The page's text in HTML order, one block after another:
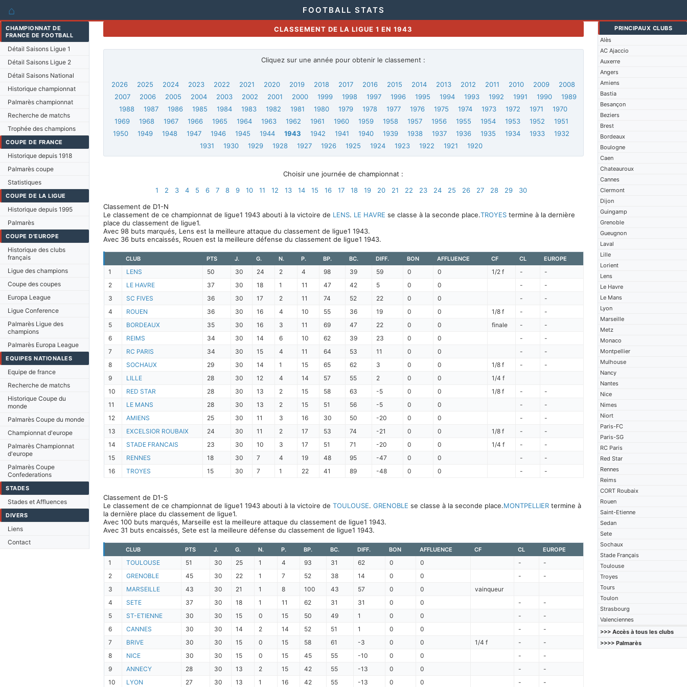
⌂ FOOTBALL STATS
CHAMPIONNAT DE
FRANCE DE FOOTBALL
Détail Saisons Ligue 1
Détail Saisons Ligue 2
Détail Saisons National
Historique championnat
Palmarès championnat
Recherche de matchs
Trophée des champions
COUPE DE FRANCE
Historique depuis 1918
Palmarès coupe
Statistiques
COUPE DE LA LIGUE
Historique depuis 1995
Palmarès
COUPE D'EUROPE
Historique des clubs
français
Ligue des champions
Coupe des coupes
Europa League
Ligue Conference
Palmarès Ligue des
champions
Palmarès Europa League
EQUIPES NATIONALES
Equipe de france
Recherche de matchs
Historique Coupe du
monde
Palmarès Coupe du monde
Championnat d'europe
Palmarès Championnat
d'europe
Palmarès Coupe
Confederations
STADES
Stades et Affluences
DIVERS
Liens
Contact
PRINCIPAUX CLUBS
Alès
AC Ajaccio
Auxerre
Angers
Amiens
Bastia
Besançon
Beziers
Brest
Bordeaux
Boulogne
Caen
Chateauroux
Cannes
Clermont
Dijon
Guingamp
Grenoble
Gueugnon
Laval
Lille
Lorient
Lens
Le Havre
Le Mans
Lyon
Marseille
Metz
Monaco
Montpellier
Mulhouse
Nancy
Nantes
Nice
Nimes
Niort
Paris-FC
Paris-SG
RC Paris
Red Star
Rennes
Reims
CORT Roubaix
Rouen
Saint-Etienne
Sedan
Sete
Sochaux
Stade Français
Toulouse
Troyes
Tours
Toulon
Strasbourg
Valenciennes
>>> Accès à tous les clubs
>>>> Palmarès
CLASSEMENT DE LA LIGUE 1 EN 1943
Cliquez sur une année pour obtenir le classement :
2026 2025 2024 2023 2022 2021 2020 2019 2018 2017 2016 2015 2014 2013 2012 2011 2010 2009
2008
2007
2006 2005 2004 2003 2002 2001 2000 1999 1998 1997 1996 1995 1994 1993 1992 1991 1990
1989
1988
1987 1986 1985 1984 1983 1982 1981 1980 1979 1978 1977 1976 1975 1974 1973 1972 1971
1970
1969
1968 1967 1966 1965 1964 1963 1962 1961 1960 1959 1958 1957 1956 1955 1954 1953 1952
1951
1950
1949 1948 1947 1946 1945 1944 1943 1942 1941 1940 1939 1938 1937 1936 1935 1934 1933
1932
1931
1930 1929 1928 1927 1926 1925 1924 1923 1922 1921 1920
Choisir une journée de championnat :
1
2 3 4 5 6 7 8 9 10 11 12 13 14 15 16 17 18 19 20 21 22 23 24 25 26 27 28 29
30
Classement de D1-N
Le classement de ce championnat de ligue1 1943 abouti à la victoire de LENS. LE HAVRE se classe à la seconde place.TROYEStermine à la dernière
place du classement de ligue1.
Avec 98 buts marqués, Lens est la meilleure attaque du classement de ligue1 1943.
Avec 36 buts encaissés, Rouen est la meilleure défense du classement de ligue1 1943.
CLUB PTS J. G. N. P. BP. BC. DIFF. BON AFFLUENCE CF CL EUROPE
1 LENS 50 30 24 2 4 98 39 59 0 0 1/2 f -
-
2
LE HAVRE 37 30 18 1 11 47 42 5 0 0 -
-
3
SC FIVES 36 30 17 2 11 74 52 22 0 0 -
-
4
ROUEN 36 30 16 4 10 55 36 19 0 0 1/8 f -
-
5
BORDEAUX 35 30 16 3 11 69 47 22 0 0 finale -
-
6
REIMS 34 30 14 6 10 62 39 23 0 0 -
-
7
RC PARIS 34 30 15 4 11 64 53 11 0 0 -
-
8
SOCHAUX 29 30 14 1 15 65 62 3 0 0 1/8 f -
-
9
LILLE 28 30 12 4 14 57 55 2 0 0
1/4 f
10
RED STAR 28 30 13 2 15 58 63 -5 0 0 1/8 f -
-
11
LE MANS 28 30 13 2 15 51 56 -5 0 0 -
-
12
AMIENS 25 30 11 3 16 30 50 -20 0 0 -
-
13
EXCELSIOR ROUBAIX 24 30 11 2 17 53 74 -21 0 0 1/8 f -
-
14
STADE FRANCAIS 23 30 10 3 17 51 71 -20 0 0 1/4 f -
-
15
RENNES 18 30 7 4 19 48 95 -47 0 0 -
-
16
TROYES 15 30 7 1 22 41 89 -48 0 0 - -
Classement de D1-S
Le classement de ce championnat de ligue1 1943 abouti à la victoire de TOULOUSE. GRENOBLE se classe à la seconde place.MONTPELLIERtermine à
la dernière place du classement de ligue1.
Avec 100 buts marqués, Marseille est la meilleure attaque du classement de ligue1 1943.
Avec 31 buts encaissés, Sete est la meilleure défense du classement de ligue1 1943.
CLUB PTS J. G. N. P. BP. BC. DIFF. BON AFFLUENCE CF CL EUROPE
1 TOULOUSE 51 30 25 1 4 93 31 62 0 0 -
-
2
GRENOBLE 45 30 22 1 7 52 38 14 0 0 -
-
3
MARSEILLE 43 30 21 1 8 100 43 57 0 0
vainqueur
4
SETE 37 30 18 1 11 62 31 31 0 0 -
-
5
ST-ETIENNE 30 30 15 0 15 50 49 1 0 0 -
-
6
CANNES 30 30 14 2 14 52 51 1 0 0 -
-
7
BRIVE 30 30 15 0 15 58 61 -3 0 0 1/4 f -
-
8
NICE 30 30 15 0 15 45 55 -10 0 0 -
-
9
ANNECY 28 30 13 2 15 42 55 -13 0 0 -
-
10
LYON 27 30 13 1 16 42 55 -13 0 0 - -